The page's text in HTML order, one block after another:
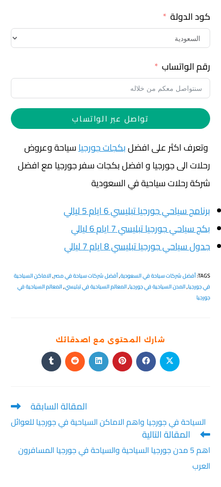
كود الدولة
رقم الواتساب
تواصل عبر الواتساب
وتعرف اكثر على افضلبكجات جورجياسياحة وعروض
رحلات الى جورجيا و افضل بكجات سفر جورجيا مع افضل
شركة رحلات سياحية في السعودية
برنامج سياحي جورجيا تبليسي 6 ايام 5 ليالي
بكج سياحي جورجيا تبليسي 7 ايام 6 ليالي
جدول سياحي جورجيا تبليسي 8 ايام 7 ليالي
TAGS
:أفضل شركات سياحة في السعودية,أفضل شركات سياحة في مصر,الاماكن السياحية
في جورجيا,المدن السياحية في جورجيا,المعالم السياحية في تبليسي,المعالم السياحية في
جورجيا
شارك المحتوى مع اصدقائك
المقالة السابقة
السياحة في جورجيا واهم الاماكن السياحية في جورجيا للعوائل
المقالة التالية
اهم 5 مدن جورجيا السياحية والسياحة في جورجيا المسافرون
العرب